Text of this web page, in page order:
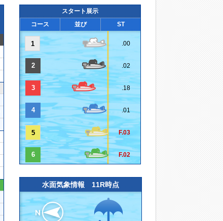
スタート展示
コース
並び ST
1 .00
2 .02
3 .18
4 .01
5 F.03
6 F.02
水面気象情報 11R時点